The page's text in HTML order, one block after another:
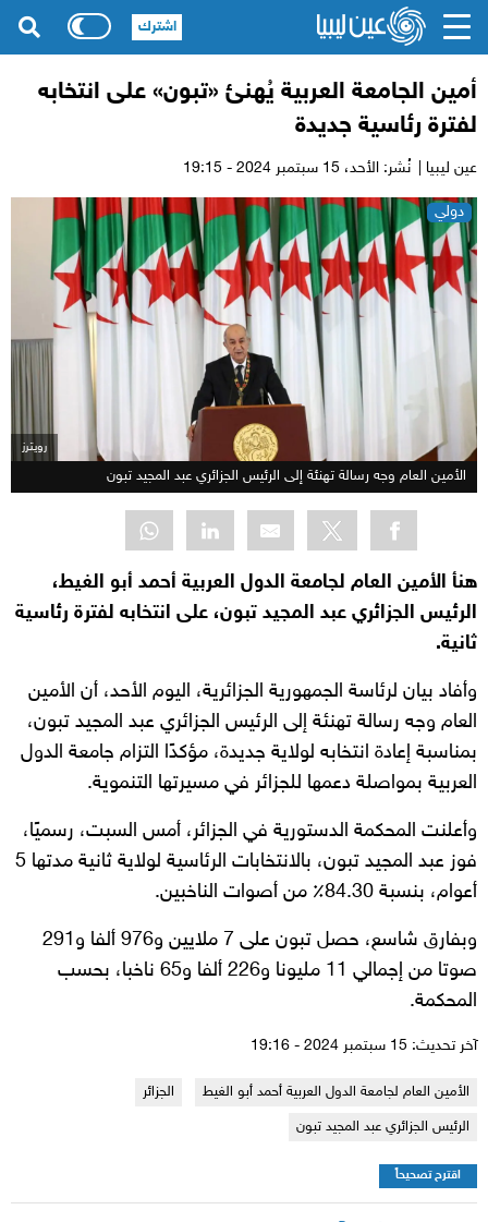
أمين الجامعة العربية يُهنئ «تبون» على انتخابه
لفترة رئاسية جديدة
عين ليبيا | نُشر: الأحد،
دولي
رويترز
الأمين العام وجه رسالة تهنئة إلى الرئيس الجزائري عبد المجيد تبون
هنأ الأمين العام لجامعة الدول العربية أحمد أبو الغيط،
الرئيس الجزائري عبد المجيد تبون، على انتخابه لفترة رئاسية
ثانية.
وأفاد بيان لرئاسة الجمهورية الجزائرية، اليوم الأحد، أن الأمين
العام وجه رسالة تهنئة إلى الرئيس الجزائري عبد المجيد تبون،
بمناسبة إعادة انتخابه لولاية جديدة، مؤكدًا التزام جامعة الدول
العربية بمواصلة دعمها للجزائر في مسيرتها التنموية.
وأعلنت المحكمة الدستورية في الجزائر، أمس السبت، رسميًا،
فوز عبد المجيد تبون، بالانتخابات الرئاسية لولاية ثانية مدتها 5
أعوام، بنسبة 84.30٪ من أصوات الناخبين.
وبفارق شاسع، حصل تبون على 7 ملايين و976 ألفا و291
صوتا من إجمالي 11 مليونا و226 ألفا و65 ناخبا، بحسب
المحكمة.
آخر تحديث: 15 سبتمبر 2024 - 19:16
الأمين العام لجامعة الدول العربية أحمد أبو الغيط
الجزائر
الرئيس الجزائري عبد المجيد تبون
اقترح تصحيحاً
اشترك